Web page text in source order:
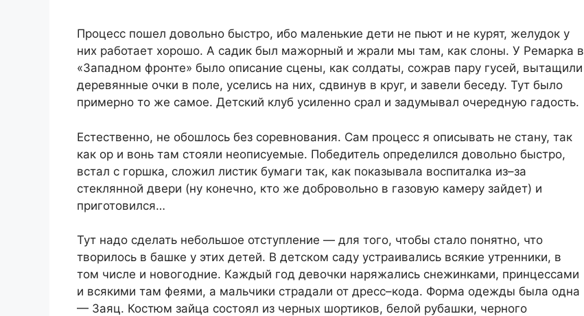
Процесс пошел довольно быстро, ибо маленькие дети не пьют и не курят, желудок у
них работает хорошо. А садик был мажорный и жрали мы там, как слоны. У Ремарка в
«Западном фронте» было описание сцены, как солдаты, сожрав пару гусей, вытащили
деревянные очки в поле, уселись на них, сдвинув в круг, и завели беседу. Тут было
примерно то же самое. Детский клуб усиленно срал и задумывал очередную гадость.
Естественно, не обошлось без соревнования. Сам процесс я описывать не стану, так
как ор и вонь там стояли неописуемые. Победитель определился довольно быстро,
встал с горшка, сложил листик бумаги так, как показывала воспиталка из–за
стеклянной двери (ну конечно, кто же добровольно в газовую камеру зайдет) и
приготовился…
Тут надо сделать небольшое отступление — для того, чтобы стало понятно, что
творилось в башке у этих детей. В детском саду устраивались всякие утренники, в
том числе и новогодние. Каждый год девочки наряжались снежинками, принцессами
и всякими там феями, а мальчики страдали от дресс–кода. Форма одежды была одна
— Заяц. Костюм зайца состоял из черных шортиков, белой рубашки, черного